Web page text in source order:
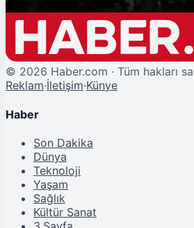
© 2026 Haber.com · Tüm hakları
Reklam·İletişim·Künye
Haber
Son Dakika
Dünya
Teknoloji
Yaşam
Sağlık
Kültür Sanat